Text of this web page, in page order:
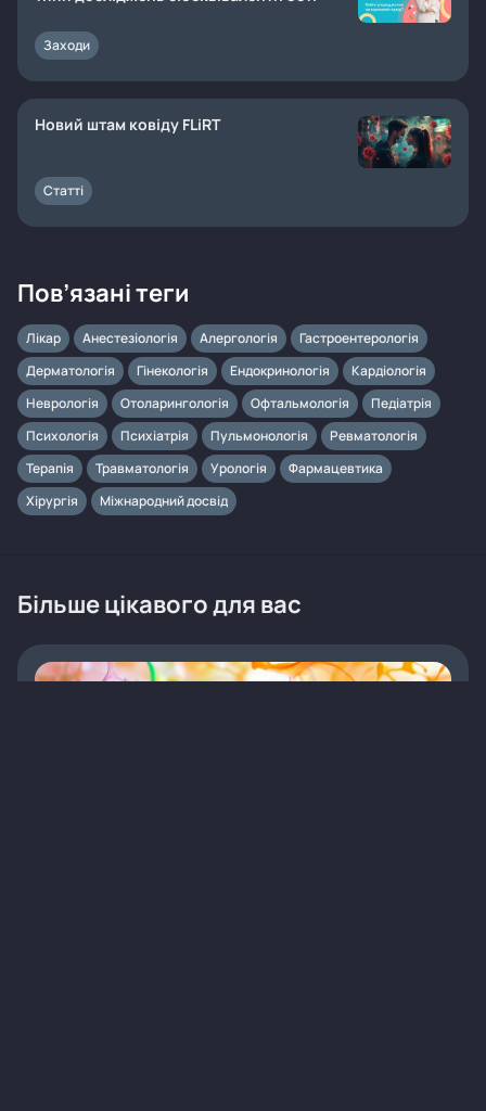
Заходи
Новий штам ковіду FLiRT
Статті
Пов’язані теги
Лікар Анестезіологія Алергологія
Гастроентерологія
Дерматологія
Гінекологія Ендокринологія
Кардіологія
Неврологія
Отоларингологія Офтальмологія
Педіатрія
Психологія
Психіатрія Пульмонологія
Ревматологія
Терапія
Травматологія Урологія
Фармацевтика
Хірургія
Міжнародний досвід
Більше цікавого для вас